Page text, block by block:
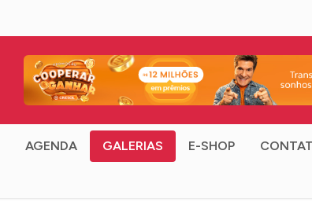
AGENDA GALERIAS E-SHOP